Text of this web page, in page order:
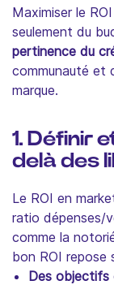
Maximiser le
seulement du
pertinence du
communauté et
marque.
1. Définir
delà des
Le ROI en
ratio dépenses/
comme la
bon ROI repose
Des objectifs